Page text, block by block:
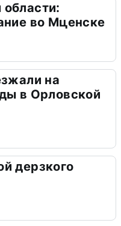
во Мценске
на
в Орловской
дерзкого